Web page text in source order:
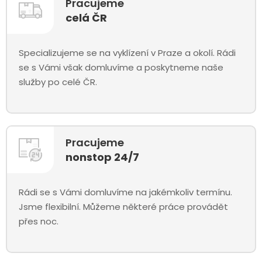
Pracujeme
celá ČR
Specializujeme se na vyklízení v Praze a okolí. Rádi
se s Vámi však domluvíme a poskytneme naše
služby po celé ČR.
Pracujeme
nonstop 24/7
Rádi se s Vámi domluvíme na jakémkoliv termínu.
Jsme flexibilní. Můžeme některé práce provádět
přes noc.